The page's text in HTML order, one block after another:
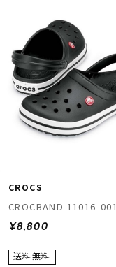
CROCS
CROCBAND 11016-001
¥8,800